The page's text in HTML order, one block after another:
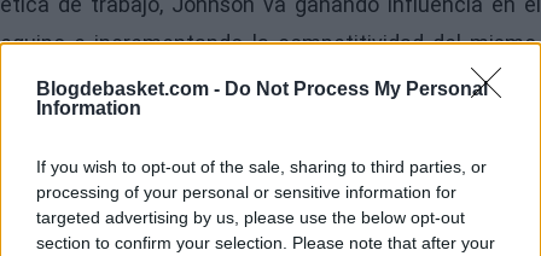
Blogdebasket.com - Do Not Process My Personal
Information
If you wish to opt-out of the sale, sharing to third parties, or
processing of your personal or sensitive information for
targeted advertising by us, please use the below opt-out
section to confirm your selection. Please note that after your
equipo e incrementando la competitividad del mismo.
La mejoría que muestra en todas las facetas del juego
le hacen ser un firme candidato al
jugador más mejorado de la temporada. No debería
pesar negativamente el récord de su equipo, sino
valorar aún más su capacidad de crecer en un entorno